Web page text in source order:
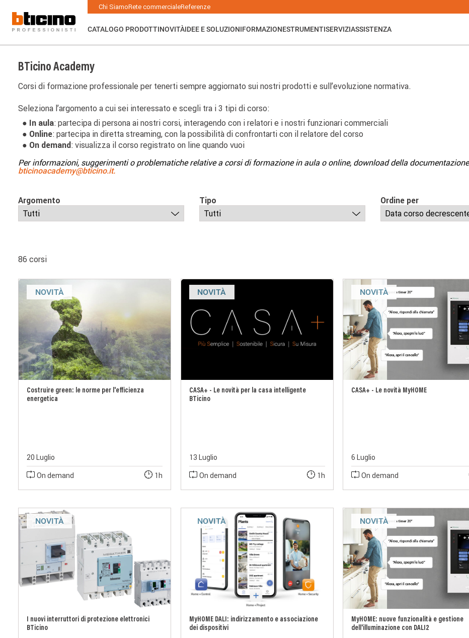
contenuto
principale
navigation
Chi SiamoRete commercialeReferenze
CATALOGO PRODOTTINOVITÀIDEE E SOLUZIONIFORMAZIONESTRUMENTISERVIZIASSISTENZA
BTicino Academy
Corsi di formazione professionale per tenerti sempre aggiornato sui nostri prodotti e sull’evoluzione normativa.
Seleziona l’argomento a cui sei interessato e scegli tra i 3 tipi di corso:
● In aula: partecipa di persona ai nostri corsi, interagendo con i relatori e i nostri funzionari commerciali
● Online: partecipa in diretta streaming, con la possibilità di confrontarti con il relatore del corso
● On demand: visualizza il corso registrato on line quando vuoi
Per informazioni, suggerimenti o problematiche relative a corsi di formazione in aula o online, download della
bticinoacademy@bticino.it.
Argomento Tipo Ordine per
86 corsi
NOVITÀ
Costruire green: le norme per l'efficienza
energetica
20 Luglio
On demand
1h
NOVITÀ
CASA+ - Le novità per la casa intelligente
BTicino
13 Luglio
On demand
1h
NOVITÀ
CASA+ - Le novità MyHOME
6 Luglio
On demand
NOVITÀ
I nuovi interruttori di protezione elettronici
BTicino
NOVITÀ
MyHOME DALI: indirizzamento e associazione
dei dispositivi
NOVITÀ
MyHOME: nuove funzionalità e gestione
dell'illuminazione con DALI2